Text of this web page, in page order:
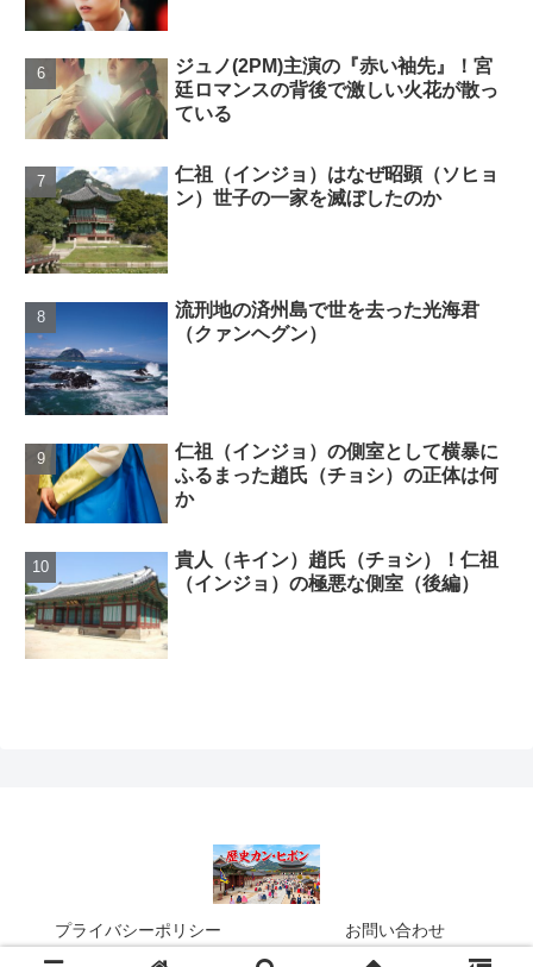
ジュノ(2PM)主演の『赤い袖先』！宮
廷ロマンスの背後で激しい火花が散っ
ている
仁祖（インジョ）はなぜ昭顕（ソヒョ
ン）世子の一家を滅ぼしたのか
流刑地の済州島で世を去った光海君
（クァンヘグン）
仁祖（インジョ）の側室として横暴に
ふるまった趙氏（チョシ）の正体は何
か
貴人（キイン）趙氏（チョシ）！仁祖
（インジョ）の極悪な側室（後編）
プライバシーポリシー お問い合わせ